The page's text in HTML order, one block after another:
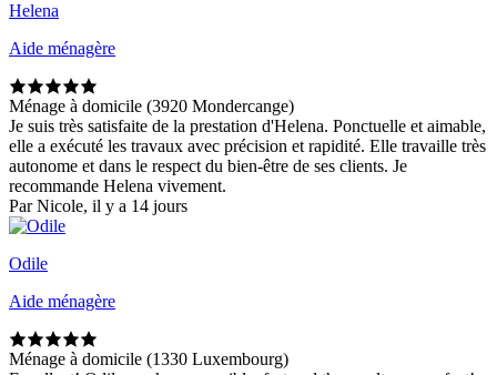
Helena
Aide ménagère
Ménage à domicile (3920 Mondercange)
Je suis très satisfaite de la prestation d'Helena. Ponctuelle et aimable,
elle a exécuté les travaux avec précision et rapidité. Elle travaille très
autonome et dans le respect du bien-être de ses clients. Je
recommande Helena vivement.
Par Nicole, il y a 14 jours
Odile
Aide ménagère
Ménage à domicile (1330 Luxembourg)